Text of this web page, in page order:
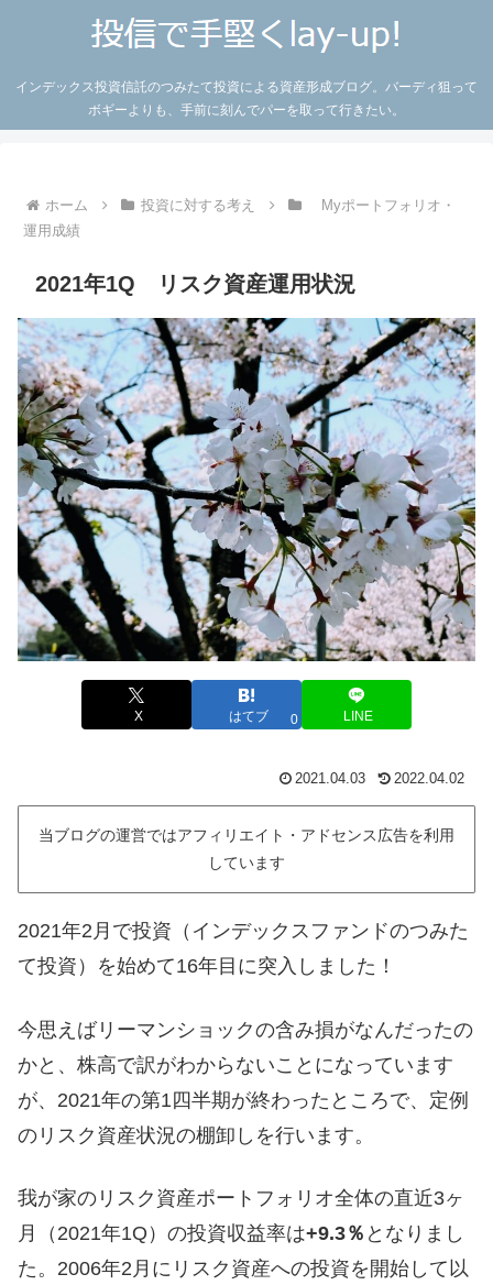
インデックス投資信託のつみたて投資による資産形成ブログ。バーディ狙って
ボギーよりも、手前に刻んでパーを取って行きたい。
ホーム 投資に対する考え
Myポートフォリオ・
運用成績
2021年1Q リスク資産運用状況
X はてブ 0 LINE
2021.04.03 2022.04.02
当ブログの運営ではアフィリエイト・アドセンス広告を利用
しています
2021年2月で投資（インデックスファンドのつみた
て投資）を始めて16年目に突入しました！
今思えばリーマンショックの含み損がなんだったの
かと、株高で訳がわからないことになっています
が、2021年の第1四半期が終わったところで、定例
のリスク資産状況の棚卸しを行います。
我が家のリスク資産ポートフォリオ全体の直近3ヶ
月（2021年1Q）の投資収益率は+9.3％ となりまし
た。2006年2月にリスク資産への投資を開始して以